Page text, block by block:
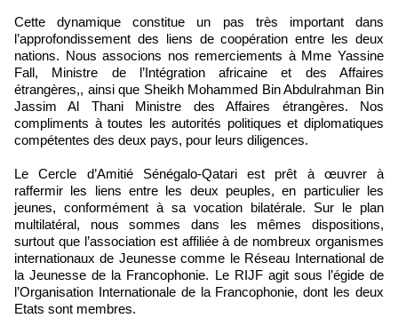
Cette dynamique constitue un pas très important dans
l’approfondissement des liens de coopération entre les deux
nations. Nous associons nos remerciements à Mme Yassine
Fall, Ministre de l’Intégration africaine et des Affaires
étrangères,, ainsi que Sheikh Mohammed Bin Abdulrahman Bin
Jassim Al Thani Ministre des Affaires étrangères. Nos
compliments à toutes les autorités politiques et diplomatiques
compétentes des deux pays, pour leurs diligences.
Le Cercle d’Amitié Sénégalo-Qatari est prêt à œuvrer à
raffermir les liens entre les deux peuples, en particulier les
jeunes, conformément à sa vocation bilatérale. Sur le plan
multilatéral, nous sommes dans les mêmes dispositions,
surtout que l’association est affiliée à de nombreux organismes
internationaux de Jeunesse comme le Réseau International de
la Jeunesse de la Francophonie. Le RIJF agit sous l’égide de
l’Organisation Internationale de la Francophonie, dont les deux
Etats sont membres.